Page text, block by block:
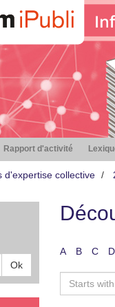
Rapport d'activité
d'expertise collective
Ok
A B C D